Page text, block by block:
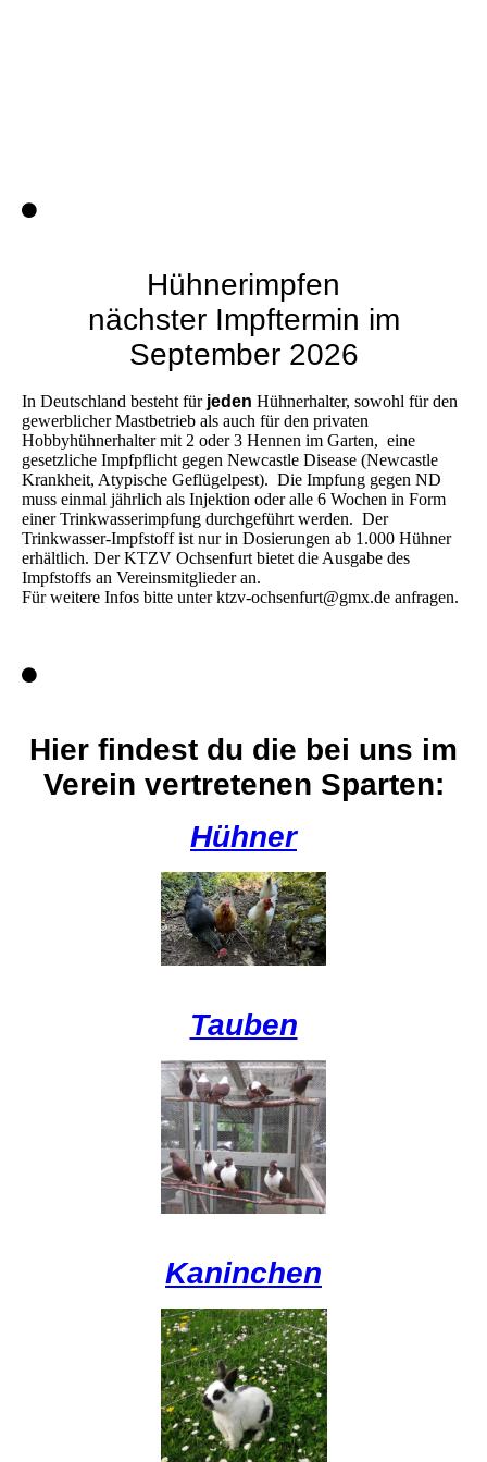
Hühnerimpfen
nächster Impftermin im
September 2026
In Deutschland besteht für jeden Hühnerhalter, sowohl für den
gewerblicher Mastbetrieb als auch für den privaten
Hobbyhühnerhalter mit 2 oder 3 Hennen im Garten, eine
gesetzliche Impfpflicht gegen Newcastle Disease (Newcastle
Krankheit, Atypische Geflügelpest). Die Impfung gegen ND
muss einmal jährlich als Injektion oder alle 6 Wochen in Form
einer Trinkwasserimpfung durchgeführt werden. Der
Trinkwasser-Impfstoff ist nur in Dosierungen ab 1.000 Hühner
erhältlich. Der KTZV Ochsenfurt bietet die Ausgabe des
Impfstoffs an Vereinsmitglieder an.
Für weitere Infos bitte unter ktzv-ochsenfurt@gmx.de anfragen.
Hier findest du die bei uns im
Verein vertretenen Sparten:
Hühner
Tauben
Kaninchen